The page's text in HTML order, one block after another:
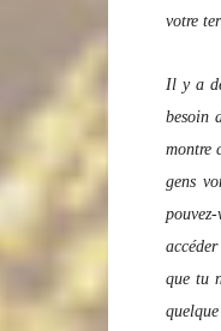
votre
Il y a
besoin
montre
gens
que tu